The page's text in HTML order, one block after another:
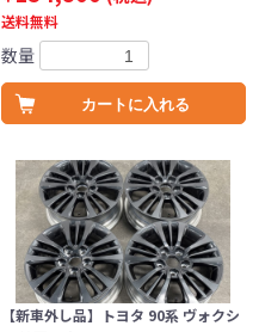
送料無料
数量
カートに入れる
【新車外し品】トヨタ 90系 ヴォクシ